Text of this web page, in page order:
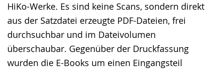
HiKo-Werke. Es sind keine Scans, sondern direkt
aus der Satzdatei erzeugte PDF-Dateien, frei
durchsuchbar und im Dateivolumen
überschaubar. Gegenüber der Druckfassung
wurden die E-Books um einen Eingangsteil